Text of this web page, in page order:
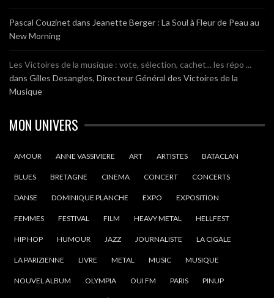
Pascal Couzinet dans Jeanette Berger : La Soul à Fleur de Peau au
New Morning
Les Victoires de la musique : vote, sélection, cachet... les répo ...
dans Gilles Desangles, Directeur Général des Victoires de la
Musique
MON UNIVERS
AMOUR ANNE VASSIVIERE ART ARTISTES BATACLAN
BLUES BRETAGNE CINEMA CONCERT CONCERTS
DANSE DOMINIQUE PLANCHE EXPO EXPOSITION
FEMMES FESTIVAL FILM HEAVY METAL HELLFEST
HIP HOP HUMOUR JAZZ JOURNALISTE LA CIGALE
LA PARIZIENNE LIVRE METAL MUSIC MUSIQUE
NOUVEL ALBUM OLYMPIA OUI FM PARIS PINUP